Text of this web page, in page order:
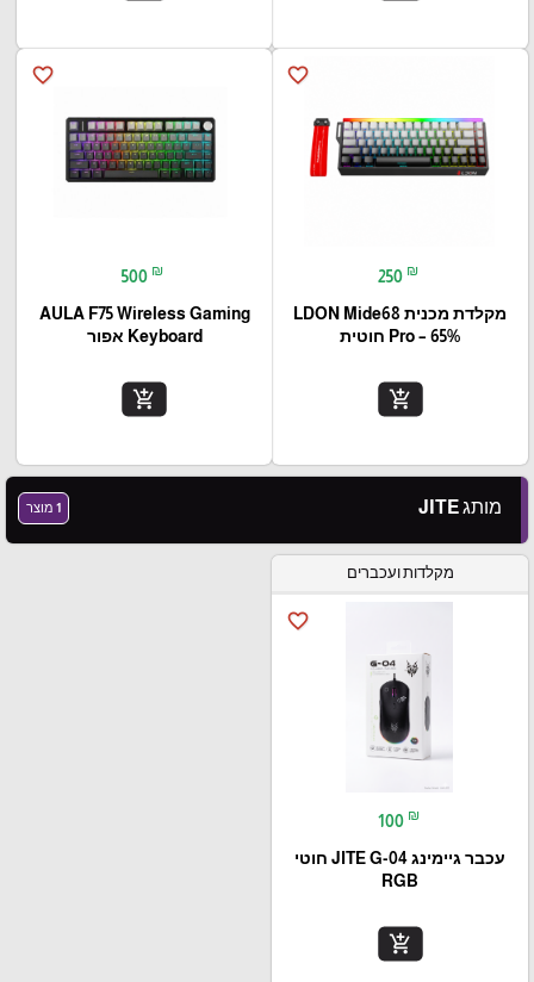
favorite_border
250 ₪
מקלדת מכנית LDON Mide68
Pro – 65% חוטית
add_shopping_cart
favorite_border
500 ₪
AULA F75 Wireless Gaming
Keyboard אפור
add_shopping_cart
מותג JITE 1 מוצר
מקלדות ועכברים
favorite_border
100 ₪
עכבר גיימינג JITE G-04 חוטי
RGB
add_shopping_cart